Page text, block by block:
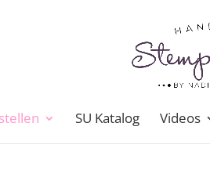
SU Katalog Videos